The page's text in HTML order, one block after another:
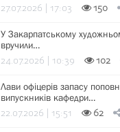
27.07.2026 | 17:03 150
У Закарпатському
вручили…
24.07.2026 | 10:39 102
Лави офіцерів запасу
випускників кафедри…
22.07.2026 | 15:51 62